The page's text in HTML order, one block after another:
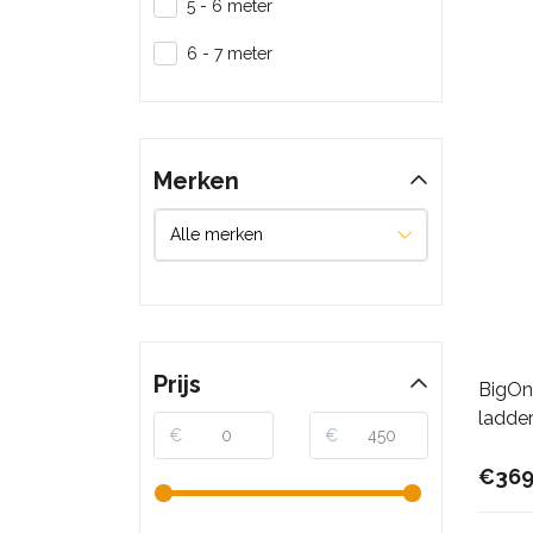
5 - 6 meter
6 - 7 meter
Merken
Prijs
€ €